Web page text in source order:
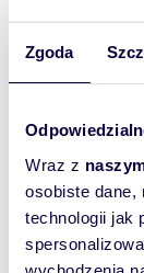
Zgoda
Wraz z
osobiste dane,
technologii jak